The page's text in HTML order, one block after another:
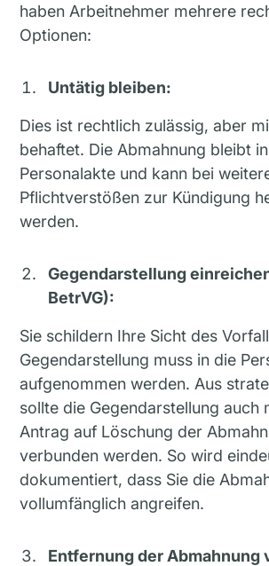
haben Arbeitnehmer mehrere
Optionen:
Untätig bleiben:
Dies ist rechtlich zulässig, aber
behaftet. Die Abmahnung bleibt
Personalakte und kann bei
Pflichtverstößen zur Kündigung
werden.
Gegendarstellung
BetrVG):
Sie schildern Ihre Sicht des
Gegendarstellung muss in die
aufgenommen werden. Aus
sollte die Gegendarstellung auch
Antrag auf Löschung der
verbunden werden. So wird
dokumentiert, dass Sie die
vollumfänglich angreifen.
Entfernung der Abmahnung